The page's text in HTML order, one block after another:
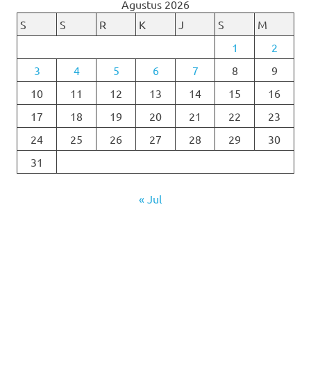
Agustus 2026
S
S R K J S
M
1
2
3
4 5 6 7 8
9
10
11 12 13 14 15
16
17
18 19 20 21 22
23
24
25 26 27 28 29
30
31
« Jul